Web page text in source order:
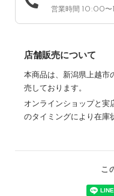
営業時間 10:00
店舗販売について
本商品は、新潟県上越市
売しております。
オンラインショップと実
のタイミングにより在庫
こ